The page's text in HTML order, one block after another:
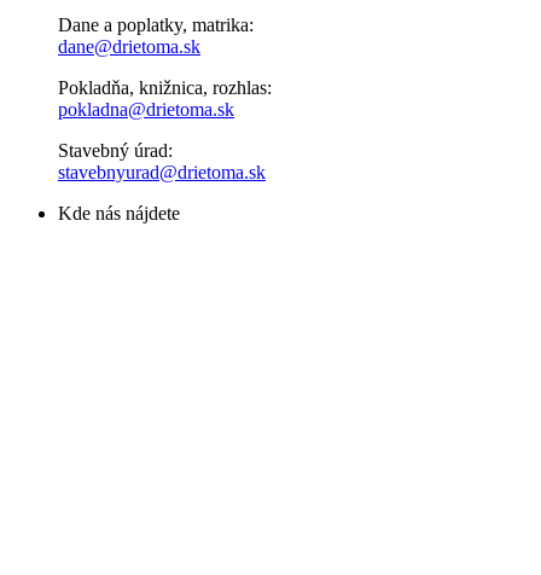
Dane a poplatky, matrika:
dane@drietoma.sk
Pokladňa, knižnica, rozhlas:
pokladna@drietoma.sk
Stavebný úrad:
stavebnyurad@drietoma.sk
Kde nás nájdete